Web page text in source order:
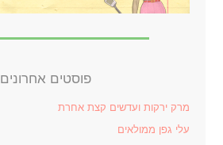
פוסטים אחרונים
מרק ירקות ועדשים קצת אחרת
עלי גפן ממולאים